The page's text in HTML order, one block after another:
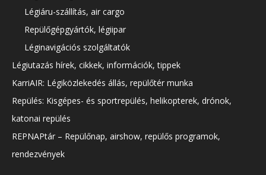
Légiáru-szállítás, air cargo
Repülőgépgyártók, légiipar
Léginavigációs szolgáltatók
Légiutazás hírek, cikkek, információk, tippek
KarriAIR: Légiközlekedés állás, repülőtér munka
Repülés: Kisgépes- és sportrepülés, helikopterek, drónok,
katonai repülés
REPNAPtár – Repülőnap, airshow, repülős programok,
rendezvények